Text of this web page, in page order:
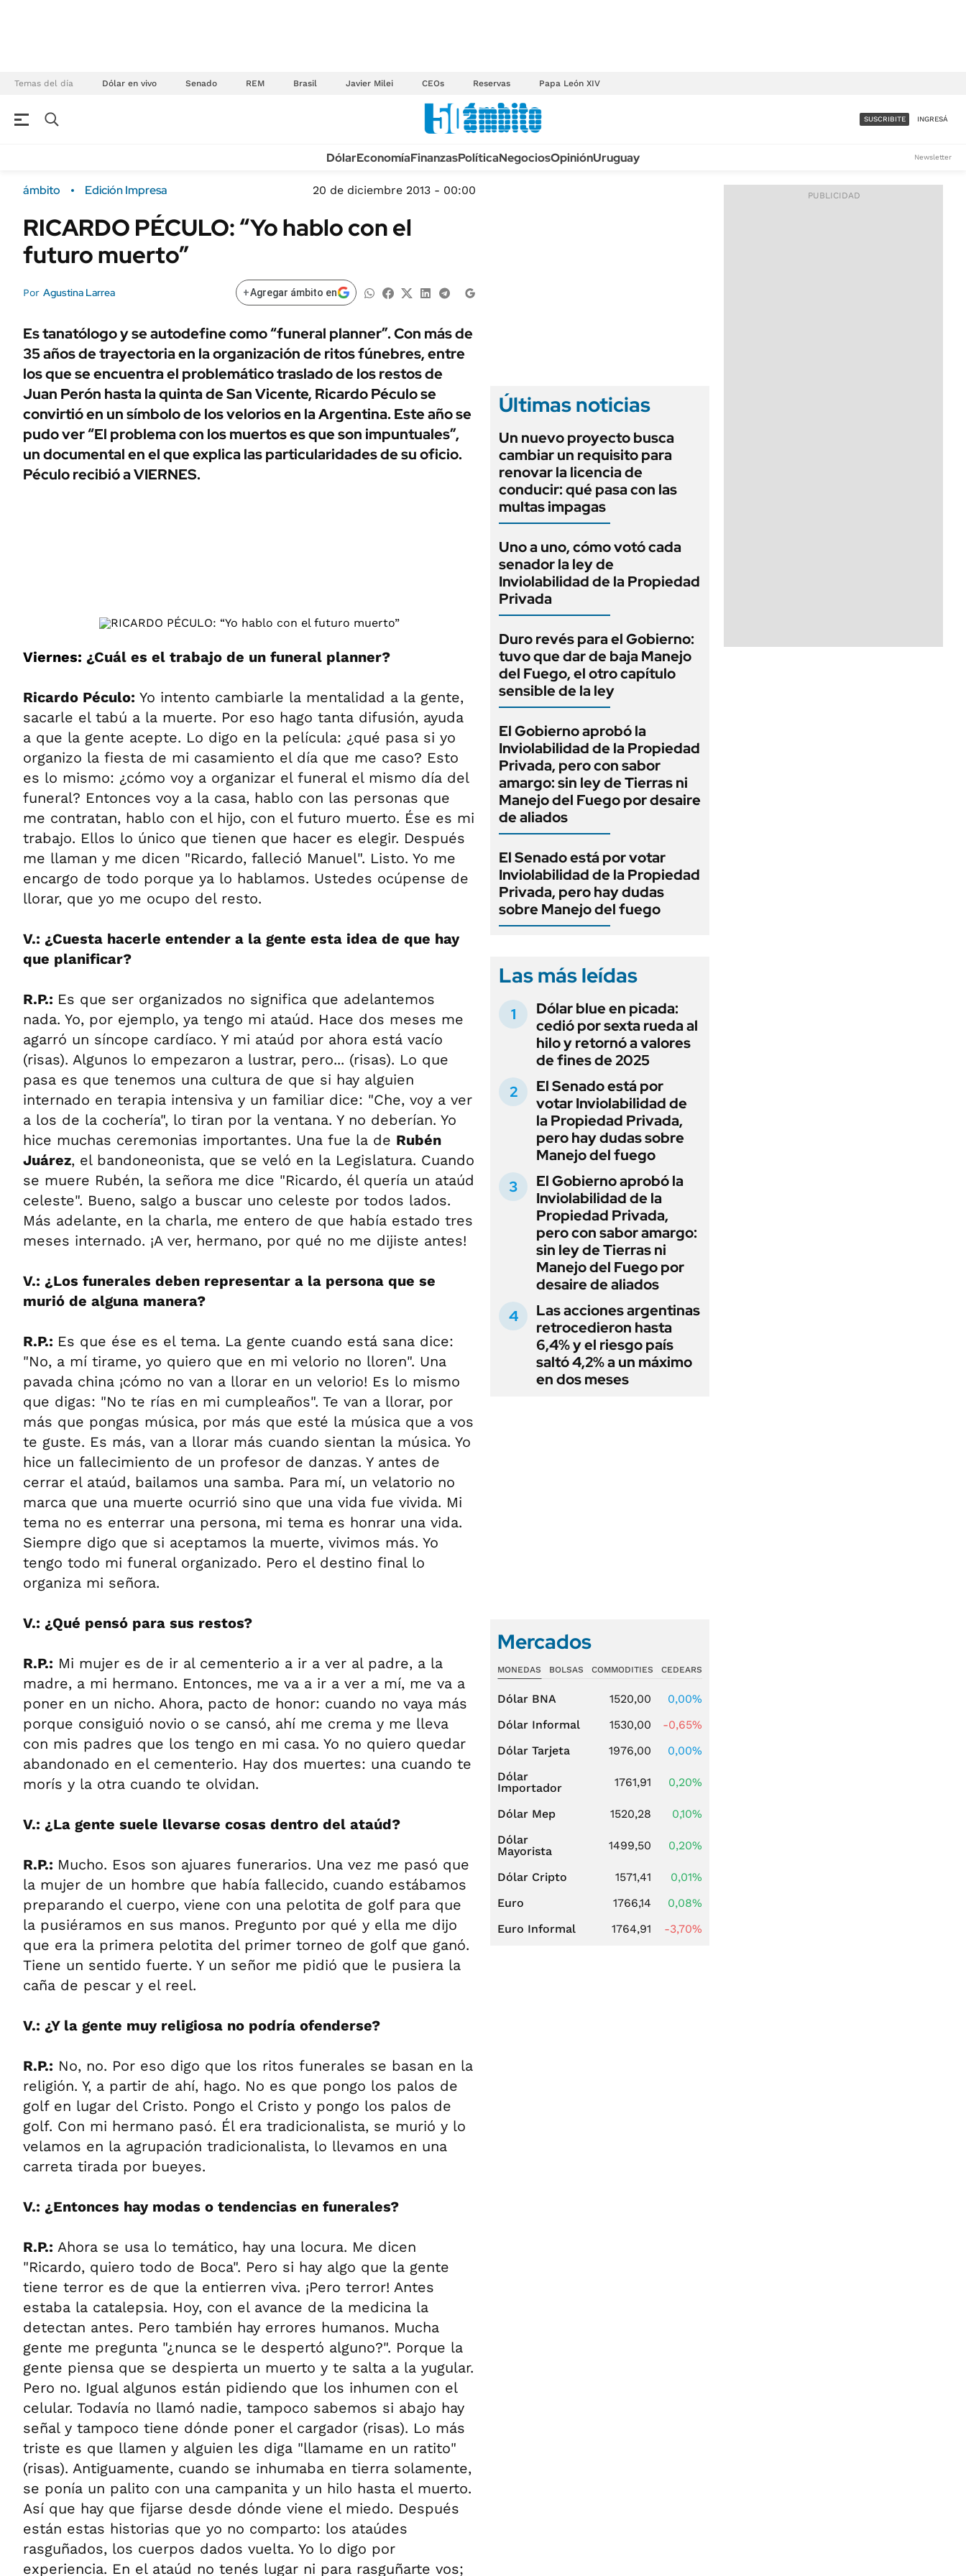
Temas del día Dólar en vivo Senado REM Brasil Javier Milei CEOs Reservas Papa León XIV
Campo
FINANZAS
Mercados
ÁMBITO DEBATE
MEDIAKIT AMBITO DEBATE
Sustentabilidad
POLÍTICA
URUGUAY
TECNOLOGÍA
MÉXICO
MUNDO
LIFESTYLE
AUTOS
ACCESO FULL - $1.800/MES
SUSCRIBITE INGRESÁ
DólarEconomíaFinanzasPolíticaNegociosOpiniónUruguay Newsletter
ámbito Edición Impresa 20 de diciembre 2013 - 00:00
RICARDO PÉCULO: “Yo hablo con el
futuro muerto”
Por Agustina Larrea +Agregar ámbito en
Es tanatólogo y se autodefine como “funeral planner”. Con más de
35 años de trayectoria en la organización de ritos fúnebres, entre
los que se encuentra el problemático traslado de los restos de
Juan Perón hasta la quinta de San Vicente, Ricardo Péculo se
convirtió en un símbolo de los velorios en la Argentina. Este año se
pudo ver “El problema con los muertos es que son impuntuales”,
un documental en el que explica las particularidades de su oficio.
Péculo recibió a VIERNES.
Viernes: ¿Cuál es el trabajo de un funeral planner?
Ricardo Péculo: Yo intento cambiarle la mentalidad a la gente,
sacarle el tabú a la muerte. Por eso hago tanta difusión, ayuda
a que la gente acepte. Lo digo en la película: ¿qué pasa si yo
organizo la fiesta de mi casamiento el día que me caso? Esto
es lo mismo: ¿cómo voy a organizar el funeral el mismo día del
funeral? Entonces voy a la casa, hablo con las personas que
me contratan, hablo con el hijo, con el futuro muerto. Ése es mi
trabajo. Ellos lo único que tienen que hacer es elegir. Después
me llaman y me dicen "Ricardo, falleció Manuel". Listo. Yo me
encargo de todo porque ya lo hablamos. Ustedes ocúpense de
llorar, que yo me ocupo del resto.
V.: ¿Cuesta hacerle entender a la gente esta idea de que hay
que planificar?
R.P.: Es que ser organizados no significa que adelantemos
nada. Yo, por ejemplo, ya tengo mi ataúd. Hace dos meses me
agarró un síncope cardíaco. Y mi ataúd por ahora está vacío
(risas). Algunos lo empezaron a lustrar, pero... (risas). Lo que
pasa es que tenemos una cultura de que si hay alguien
internado en terapia intensiva y un familiar dice: "Che, voy a ver
a los de la cochería", lo tiran por la ventana. Y no deberían. Yo
hice muchas ceremonias importantes. Una fue la de Rubén
Juárez, el bandoneonista, que se veló en la Legislatura. Cuando
se muere Rubén, la señora me dice "Ricardo, él quería un ataúd
celeste". Bueno, salgo a buscar uno celeste por todos lados.
Más adelante, en la charla, me entero de que había estado tres
meses internado. ¡A ver, hermano, por qué no me dijiste antes!
V.: ¿Los funerales deben representar a la persona que se
murió de alguna manera?
R.P.: Es que ése es el tema. La gente cuando está sana dice:
"No, a mí tirame, yo quiero que en mi velorio no lloren". Una
pavada china ¡cómo no van a llorar en un velorio! Es lo mismo
que digas: "No te rías en mi cumpleaños". Te van a llorar, por
más que pongas música, por más que esté la música que a vos
te guste. Es más, van a llorar más cuando sientan la música. Yo
hice un fallecimiento de un profesor de danzas. Y antes de
cerrar el ataúd, bailamos una samba. Para mí, un velatorio no
marca que una muerte ocurrió sino que una vida fue vivida. Mi
tema no es enterrar una persona, mi tema es honrar una vida.
Siempre digo que si aceptamos la muerte, vivimos más. Yo
tengo todo mi funeral organizado. Pero el destino final lo
organiza mi señora.
V.: ¿Qué pensó para sus restos?
R.P.: Mi mujer es de ir al cementerio a ir a ver al padre, a la
madre, a mi hermano. Entonces, me va a ir a ver a mí, me va a
poner en un nicho. Ahora, pacto de honor: cuando no vaya más
porque consiguió novio o se cansó, ahí me crema y me lleva
con mis padres que los tengo en mi casa. Yo no quiero quedar
abandonado en el cementerio. Hay dos muertes: una cuando te
morís y la otra cuando te olvidan.
V.: ¿La gente suele llevarse cosas dentro del ataúd?
R.P.: Mucho. Esos son ajuares funerarios. Una vez me pasó que
la mujer de un hombre que había fallecido, cuando estábamos
preparando el cuerpo, viene con una pelotita de golf para que
la pusiéramos en sus manos. Pregunto por qué y ella me dijo
que era la primera pelotita del primer torneo de golf que ganó.
Tiene un sentido fuerte. Y un señor me pidió que le pusiera la
caña de pescar y el reel.
V.: ¿Y la gente muy religiosa no podría ofenderse?
R.P.: No, no. Por eso digo que los ritos funerales se basan en la
religión. Y, a partir de ahí, hago. No es que pongo los palos de
golf en lugar del Cristo. Pongo el Cristo y pongo los palos de
golf. Con mi hermano pasó. Él era tradicionalista, se murió y lo
velamos en la agrupación tradicionalista, lo llevamos en una
carreta tirada por bueyes.
V.: ¿Entonces hay modas o tendencias en funerales?
R.P.: Ahora se usa lo temático, hay una locura. Me dicen
"Ricardo, quiero todo de Boca". Pero si hay algo que la gente
tiene terror es de que la entierren viva. ¡Pero terror! Antes
estaba la catalepsia. Hoy, con el avance de la medicina la
detectan antes. Pero también hay errores humanos. Mucha
gente me pregunta "¿nunca se le despertó alguno?". Porque la
gente piensa que se despierta un muerto y te salta a la yugular.
Pero no. Igual algunos están pidiendo que los inhumen con el
celular. Todavía no llamó nadie, tampoco sabemos si abajo hay
señal y tampoco tiene dónde poner el cargador (risas). Lo más
triste es que llamen y alguien les diga "llamame en un ratito"
(risas). Antiguamente, cuando se inhumaba en tierra solamente,
se ponía un palito con una campanita y un hilo hasta el muerto.
Así que hay que fijarse desde dónde viene el miedo. Después
están estas historias que yo no comparto: los ataúdes
rasguñados, los cuerpos dados vuelta. Yo lo digo por
experiencia. En el ataúd no tenés lugar ni para rasguñarte vos;
Últimas noticias
Un nuevo proyecto busca
cambiar un requisito para
renovar la licencia de
conducir: qué pasa con las
multas impagas
Uno a uno, cómo votó cada
senador la ley de
Inviolabilidad de la Propiedad
Privada
Duro revés para el Gobierno:
tuvo que dar de baja Manejo
del Fuego, el otro capítulo
sensible de la ley
El Gobierno aprobó la
Inviolabilidad de la Propiedad
Privada, pero con sabor
amargo: sin ley de Tierras ni
Manejo del Fuego por desaire
de aliados
El Senado está por votar
Inviolabilidad de la Propiedad
Privada, pero hay dudas
sobre Manejo del fuego
Las más leídas
Dólar blue en picada:
cedió por sexta rueda al
hilo y retornó a valores
de fines de 2025
El Senado está por
votar Inviolabilidad de
la Propiedad Privada,
pero hay dudas sobre
Manejo del fuego
El Gobierno aprobó la
Inviolabilidad de la
Propiedad Privada,
pero con sabor amargo:
sin ley de Tierras ni
Manejo del Fuego por
desaire de aliados
Las acciones argentinas
retrocedieron hasta
6,4% y el riesgo país
saltó 4,2% a un máximo
en dos meses
Mercados
MONEDAS BOLSAS COMMODITIES CEDEARS
Dólar BNA 1520,00
0,00%
Dólar Informal
1530,00
-0,65%
Dólar Tarjeta
1976,00
0,00%
Dólar
Importador
1761,91 0,20%
Dólar Mep 1520,28
0,10%
Dólar
Mayorista
1499,50 0,20%
Dólar Cripto 1571,41
0,01%
Euro
1766,14
0,08%
Euro Informal
1764,91 -3,70%